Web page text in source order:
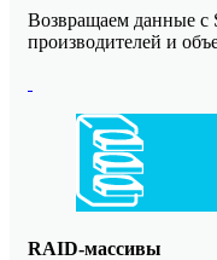
Возвращаем данные с
производителей и
RAID-массивы